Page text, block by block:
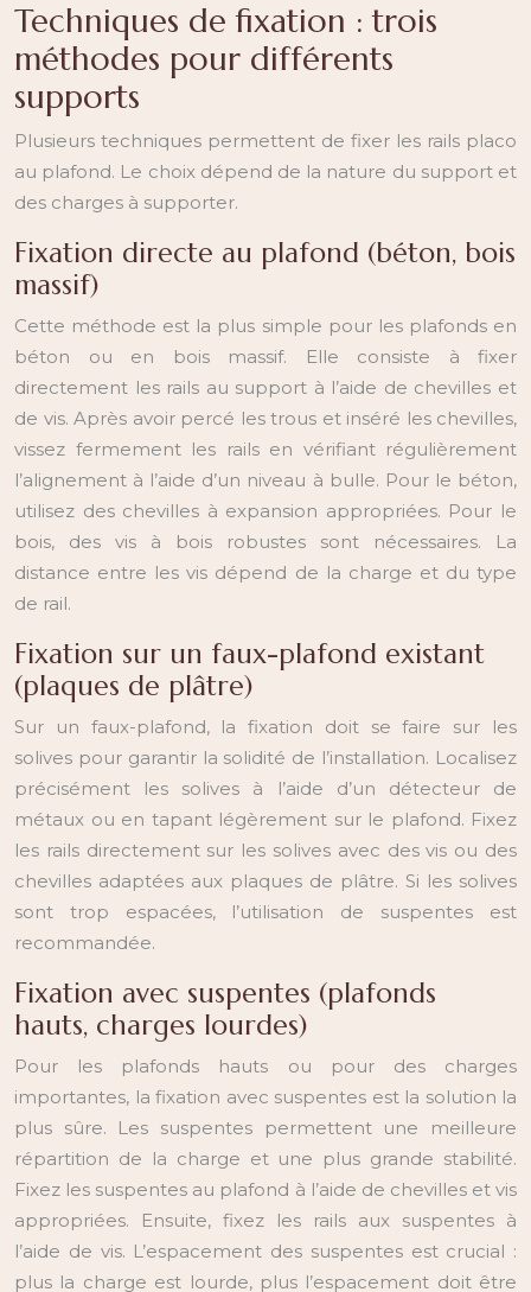
Techniques de fixation : trois
méthodes pour différents
supports
Plusieurs techniques permettent de fixer les rails placo
au plafond. Le choix dépend de la nature du support et
des charges à supporter.
Fixation directe au plafond (béton, bois
massif)
Cette méthode est la plus simple pour les plafonds en
béton ou en bois massif. Elle consiste à fixer
directement les rails au support à l’aide de chevilles et
de vis. Après avoir percé les trous et inséré les chevilles,
vissez fermement les rails en vérifiant régulièrement
l’alignement à l’aide d’un niveau à bulle. Pour le béton,
utilisez des chevilles à expansion appropriées. Pour le
bois, des vis à bois robustes sont nécessaires. La
distance entre les vis dépend de la charge et du type
de rail.
Fixation sur un faux-plafond existant
(plaques de plâtre)
Sur un faux-plafond, la fixation doit se faire sur les
solives pour garantir la solidité de l’installation. Localisez
précisément les solives à l’aide d’un détecteur de
métaux ou en tapant légèrement sur le plafond. Fixez
les rails directement sur les solives avec des vis ou des
chevilles adaptées aux plaques de plâtre. Si les solives
sont trop espacées, l’utilisation de suspentes est
recommandée.
Fixation avec suspentes (plafonds
hauts, charges lourdes)
Pour les plafonds hauts ou pour des charges
importantes, la fixation avec suspentes est la solution la
plus sûre. Les suspentes permettent une meilleure
répartition de la charge et une plus grande stabilité.
Fixez les suspentes au plafond à l’aide de chevilles et vis
appropriées. Ensuite, fixez les rails aux suspentes à
l’aide de vis. L’espacement des suspentes est crucial :
plus la charge est lourde, plus l’espacement doit être